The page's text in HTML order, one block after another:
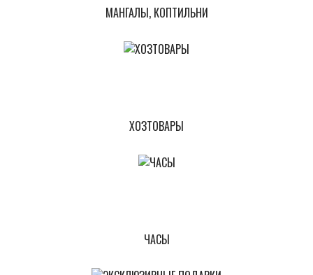
МАНГАЛЫ, КОПТИЛЬНИ
ХОЗТОВАРЫ
ЧАСЫ